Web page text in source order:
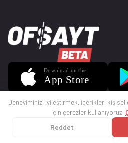
© 2025 Ofsayt
Deneyiminizi iyileştirmek, içerikleri
için çerezler kullanıyoruz.
Reddet